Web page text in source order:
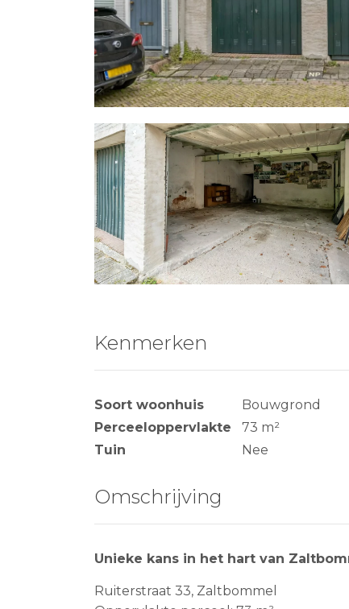
Kenmerken
Soort woonhuis Bouwgrond
Perceeloppervlakte
73 m²
Tuin
Nee
Omschrijving
Unieke kans in het hart van
Ruiterstraat 33, Zaltbommel